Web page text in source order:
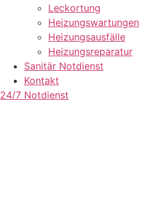
Leckortung
Heizungswartungen
Heizungsausfälle
Heizungsreparatur
Sanitär Notdienst
Kontakt
24/7 Notdienst